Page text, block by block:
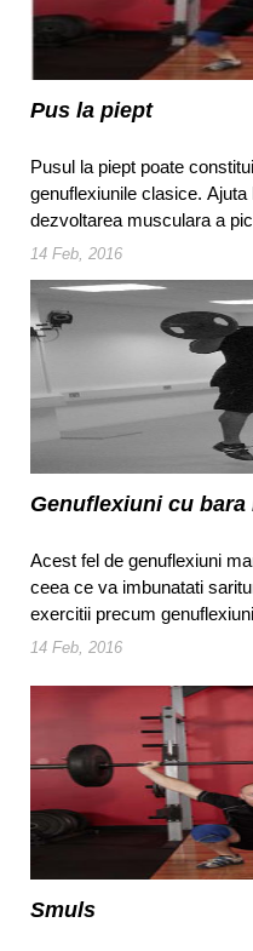
Pus la piept
Pusul la piept poate
genuflexiunile clasice.
dezvoltarea musculara a
14 Feb, 2016
Genuflexiuni cu
Acest fel de genuflexiuni
ceea ce va imbunatati
exercitii precum
14 Feb, 2016
Smuls